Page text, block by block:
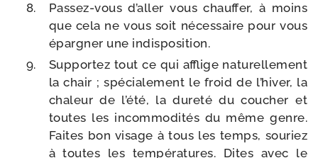
Passez-​vous d’al­ler vous chauf­fer, à moins
que cela ne vous soit néces­saire pour vous
épar­gner une indisposition.
Supportez tout ce qui afflige natu­rel­le­ment
la chair ; spé­cia­le­ment le froid de l’hi­ver, la
cha­leur de l’é­té, la dure­té du cou­cher et
toutes les incom­mo­di­tés du même genre.
Faites bon visage à tous les temps, sou­riez
à toutes les tem­pé­ra­tures. Dites avec le